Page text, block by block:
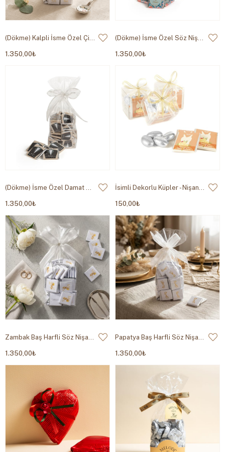
(Dökme) Kalpli İsme Özel Çikolata 500g
1.350,00₺
(Dökme) İsme Özel Söz Nişan Çikolatası
1.350,00₺
(Dökme) İsme Özel Damat Bohçası Çikolatası
1.350,00₺
İsimli Dekorlu Küpler - Nişan Çikolatası
150,00₺
Zambak Baş Harfli Söz Nişan Çikolatası Dökme 500g
1.350,00₺
Papatya Baş Harfli Söz Nişan Çikolatası Dökme 500g
1.350,00₺